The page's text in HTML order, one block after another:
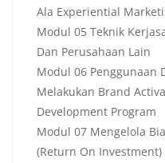
Ala Experiential
Modul 05 Teknik
Dan Perusahaan Lain
Modul 06 Penggunaan
Melakukan Brand
Development Program
Modul 07 Mengelola
(Return On